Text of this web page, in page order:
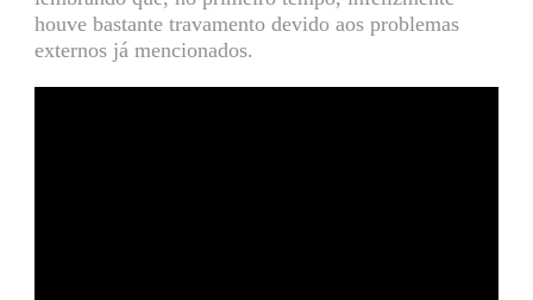
houve bastante travamento devido aos problemas
externos já mencionados.